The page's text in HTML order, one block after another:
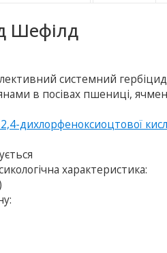
Шефілд
системний
в посівах пшениці,
дихлорфеноксиоцтової
характеристика: